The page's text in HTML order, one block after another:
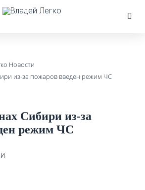
Новости
из-за пожаров введен режим ЧС
Сибири из-за
режим ЧС